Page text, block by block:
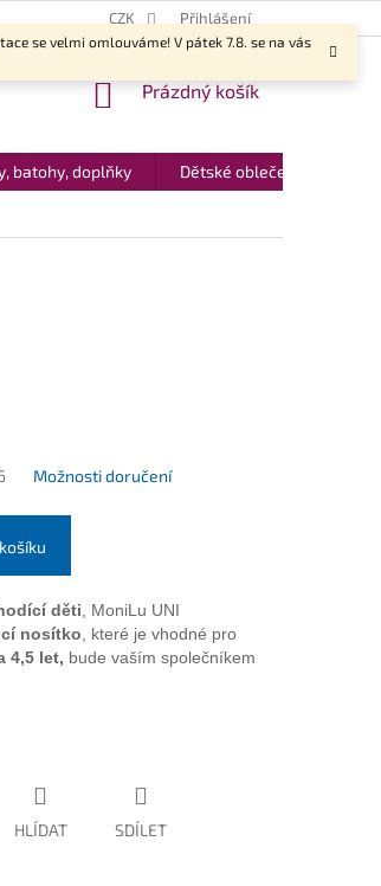
se velmi omlouváme! V pátek 7.8. se na vás
CZK Přihlášení
NÁKUPNÍ
Prázdný košík
batohy, doplňky Dětské oblečení
Možnosti doručení
děti, MoniLu UNI
nosítko, které je vhodné pro
4,5 let, bude vaším společníkem
HLÍDAT SDÍLET